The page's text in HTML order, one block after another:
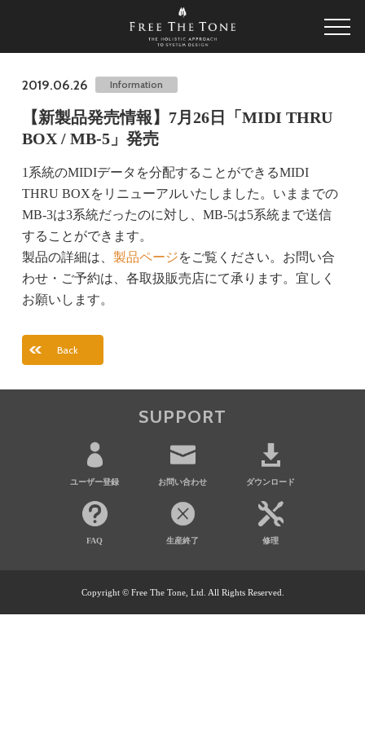
2019.06.26 Information
【新製品発売情報】7月26日「MIDI THRU
BOX / MB-5」発売
1系統のMIDIデータを分配することができるMIDI
THRU BOXをリニューアルいたしました。いままでの
MB-3は3系統だったのに対し、MB-5は5系統まで送信
することができます。
製品の詳細は、 製品ページをご覧ください。お問い合
わせ・ご予約は、各取扱販売店にて承ります。宜しく
お願いします。
Back
SUPPORT
ユーザー登録 お問い合わせ ダウンロード
FAQ 生産終了 修理
Copyright © Free The Tone, Ltd. All Rights Reserved.